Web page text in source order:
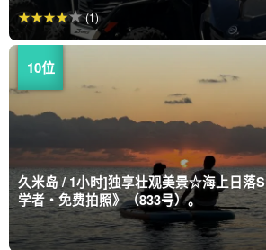
(1)
久米岛 / 1小时]独享壮观美景☆海上日落
学者・免费拍照》（833号）。